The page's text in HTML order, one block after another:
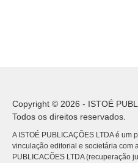
Copyright © 2026 - ISTOÉ
Todos os direitos reservados.
A ISTOÉ PUBLICAÇÕES LTDA é
vinculação editorial e societária com
PUBLICACÕES LTDA (recuperação